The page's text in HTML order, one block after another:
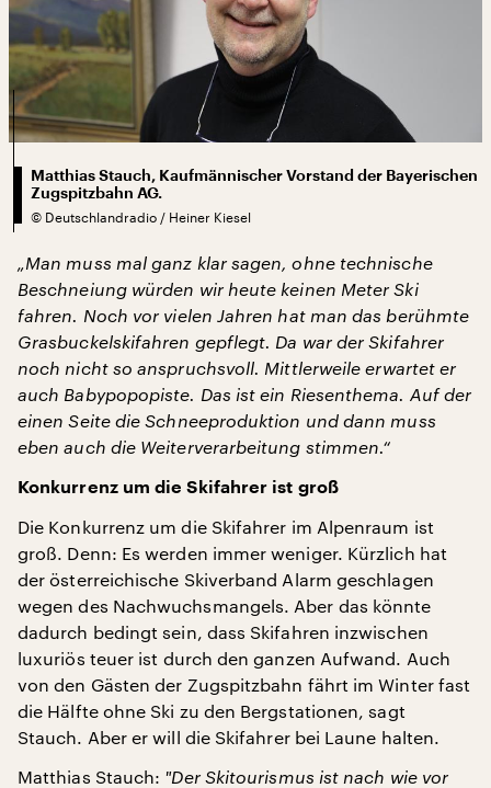
Matthias Stauch, Kaufmännischer Vorstand der Bayerischen
Zugspitzbahn AG.
© Deutschlandradio / Heiner Kiesel
„Man muss mal ganz klar sagen, ohne technische
Beschneiung würden wir heute keinen Meter Ski
fahren. Noch vor vielen Jahren hat man das berühmte
Grasbuckelskifahren gepflegt. Da war der Skifahrer
noch nicht so anspruchsvoll. Mittlerweile erwartet er
auch Babypopopiste. Das ist ein Riesenthema. Auf der
einen Seite die Schneeproduktion und dann muss
eben auch die Weiterverarbeitung stimmen.“
Konkurrenz um die Skifahrer ist groß
Die Konkurrenz um die Skifahrer im Alpenraum ist
groß. Denn: Es werden immer weniger. Kürzlich hat
der österreichische Skiverband Alarm geschlagen
wegen des Nachwuchsmangels. Aber das könnte
dadurch bedingt sein, dass Skifahren inzwischen
luxuriös teuer ist durch den ganzen Aufwand. Auch
von den Gästen der Zugspitzbahn fährt im Winter fast
die Hälfte ohne Ski zu den Bergstationen, sagt
Stauch. Aber er will die Skifahrer bei Laune halten.
Matthias Stauch: "Der Skitourismus ist nach wie vor